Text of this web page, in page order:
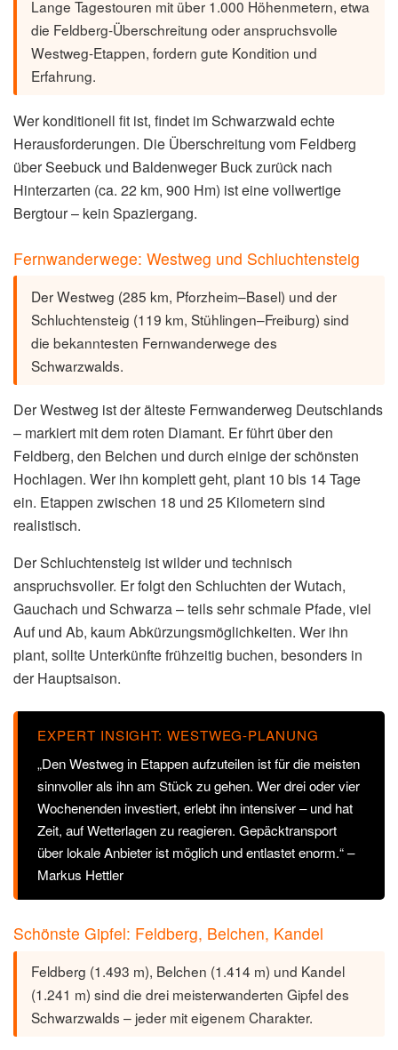
Lange Tagestouren mit über 1.000 Höhenmetern, etwa
die Feldberg-Überschreitung oder anspruchsvolle
Westweg-Etappen, fordern gute Kondition und
Erfahrung.
Wer konditionell fit ist, findet im Schwarzwald echte
Herausforderungen. Die Überschreitung vom Feldberg
über Seebuck und Baldenweger Buck zurück nach
Hinterzarten (ca. 22 km, 900 Hm) ist eine vollwertige
Bergtour – kein Spaziergang.
Fernwanderwege: Westweg und Schluchtensteig
Der Westweg (285 km, Pforzheim–Basel) und der
Schluchtensteig (119 km, Stühlingen–Freiburg) sind
die bekanntesten Fernwanderwege des
Schwarzwalds.
Der Westweg ist der älteste Fernwanderweg Deutschlands
– markiert mit dem roten Diamant. Er führt über den
Feldberg, den Belchen und durch einige der schönsten
Hochlagen. Wer ihn komplett geht, plant 10 bis 14 Tage
ein. Etappen zwischen 18 und 25 Kilometern sind
realistisch.
Der Schluchtensteig ist wilder und technisch
anspruchsvoller. Er folgt den Schluchten der Wutach,
Gauchach und Schwarza – teils sehr schmale Pfade, viel
Auf und Ab, kaum Abkürzungsmöglichkeiten. Wer ihn
plant, sollte Unterkünfte frühzeitig buchen, besonders in
der Hauptsaison.
EXPERT INSIGHT: WESTWEG-PLANUNG
„Den Westweg in Etappen aufzuteilen ist für die meisten
sinnvoller als ihn am Stück zu gehen. Wer drei oder vier
Wochenenden investiert, erlebt ihn intensiver – und hat
Zeit, auf Wetterlagen zu reagieren. Gepäcktransport
über lokale Anbieter ist möglich und entlastet enorm.“ –
Markus Hettler
Schönste Gipfel: Feldberg, Belchen, Kandel
Feldberg (1.493 m), Belchen (1.414 m) und Kandel
(1.241 m) sind die drei meisterwanderten Gipfel des
Schwarzwalds – jeder mit eigenem Charakter.